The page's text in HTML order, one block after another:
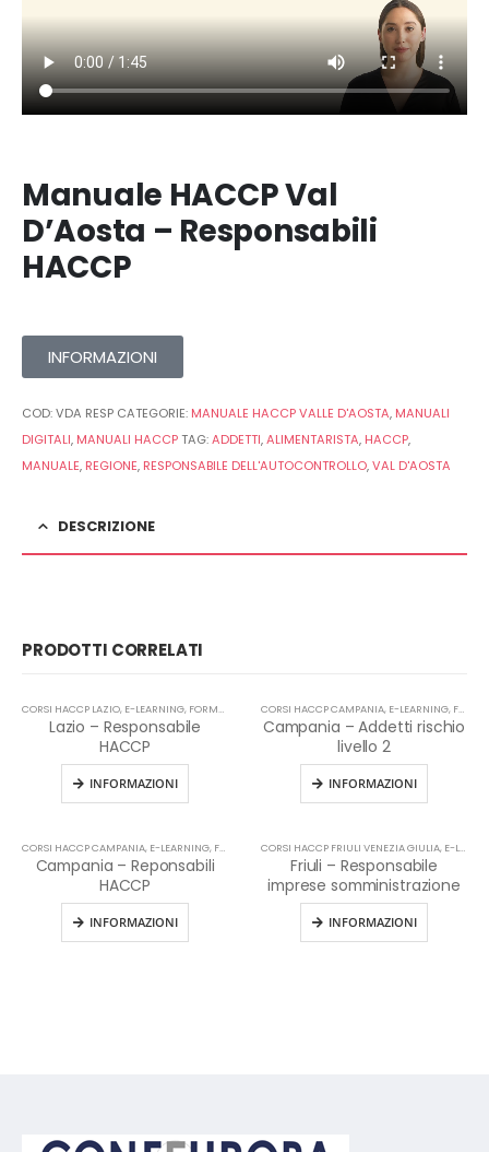
Manuale HACCP Val
D’Aosta – Responsabili
HACCP
INFORMAZIONI
COD:VDA RESP CATEGORIE: MANUALE HACCP VALLE D'AOSTA, MANUALI
DIGITALI, MANUALI HACCPTAG:ADDETTI,ALIMENTARISTA, HACCP,
MANUALE, REGIONE, RESPONSABILE DELL'AUTOCONTROLLO,VAL D'AOSTA
DESCRIZIONE
PRODOTTI CORRELATI
CORSI HACCP LAZIO, E-LEARNING, FORMAZIONE HACCP IN LINGUA ITALIANA ,HACCP
Lazio – Responsabile
HACCP
INFORMAZIONI
CORSI HACCP CAMPANIA, E-LEARNING, FORMAZIONE HACCP IN LINGUA ITALIANA
Campania – Addetti rischio
livello 2
INFORMAZIONI
CORSI HACCP CAMPANIA, E-LEARNING, FORMAZIONE HACCP IN LINGUA ITALIANA ,HACCP
Campania – Reponsabili
HACCP
INFORMAZIONI
CORSI HACCP FRIULI VENEZIA GIULIA, E-LEARNING
Friuli – Responsabile
imprese somministrazione
INFORMAZIONI